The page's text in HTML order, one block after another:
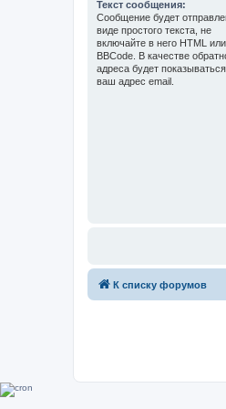
Текст сообщения:
Сообщение будет
виде простого текста, не
включайте в него HTML или
BBCode. В качестве
адреса будет показываться
ваш адрес email.
К списку форумов